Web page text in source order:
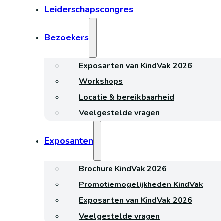
Leiderschapscongres
Bezoekers
Exposanten van KindVak 2026
Workshops
Locatie & bereikbaarheid
Veelgestelde vragen
Exposanten
Brochure KindVak 2026
Promotiemogelijkheden KindVak
Exposanten van KindVak 2026
Veelgestelde vragen